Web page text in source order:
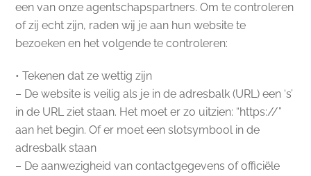
een van onze agentschapspartners. Om te controleren
of zij echt zijn, raden wij je aan hun website te
bezoeken en het volgende te controleren:
• Tekenen dat ze wettig zijn
– De website is veilig als je in de adresbalk (URL) een ‘s’
in de URL ziet staan. Het moet er zo uitzien: “https://”
aan het begin. Of er moet een slotsymbool in de
adresbalk staan
– De aanwezigheid van contactgegevens of officiële